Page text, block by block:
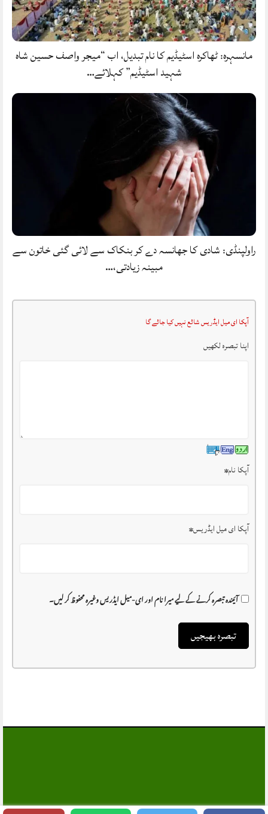
مانسہرہ: ٹھاکرہ اسٹیڈیم کا نام تبدیل، اب “میجر واصف حسین شاہ
شہید اسٹیڈیم” کہلائے…
راولپنڈی: شادی کا جھانسہ دے کر بنکاک سے لائی گئی خاتون سے
مبینہ زیادتی،…
آپکا ای میل ایڈریس شائع نہیں کیا جائے گا
اپنا تبصرہ لکھیں
آپکا نام*
آپکا ای میل ایڈریس*
آئیندہ تبصرہ کرنے کے لیے میرا نام اور ای-میل ایڈریس وغیرہ محفوظ کر لیں۔